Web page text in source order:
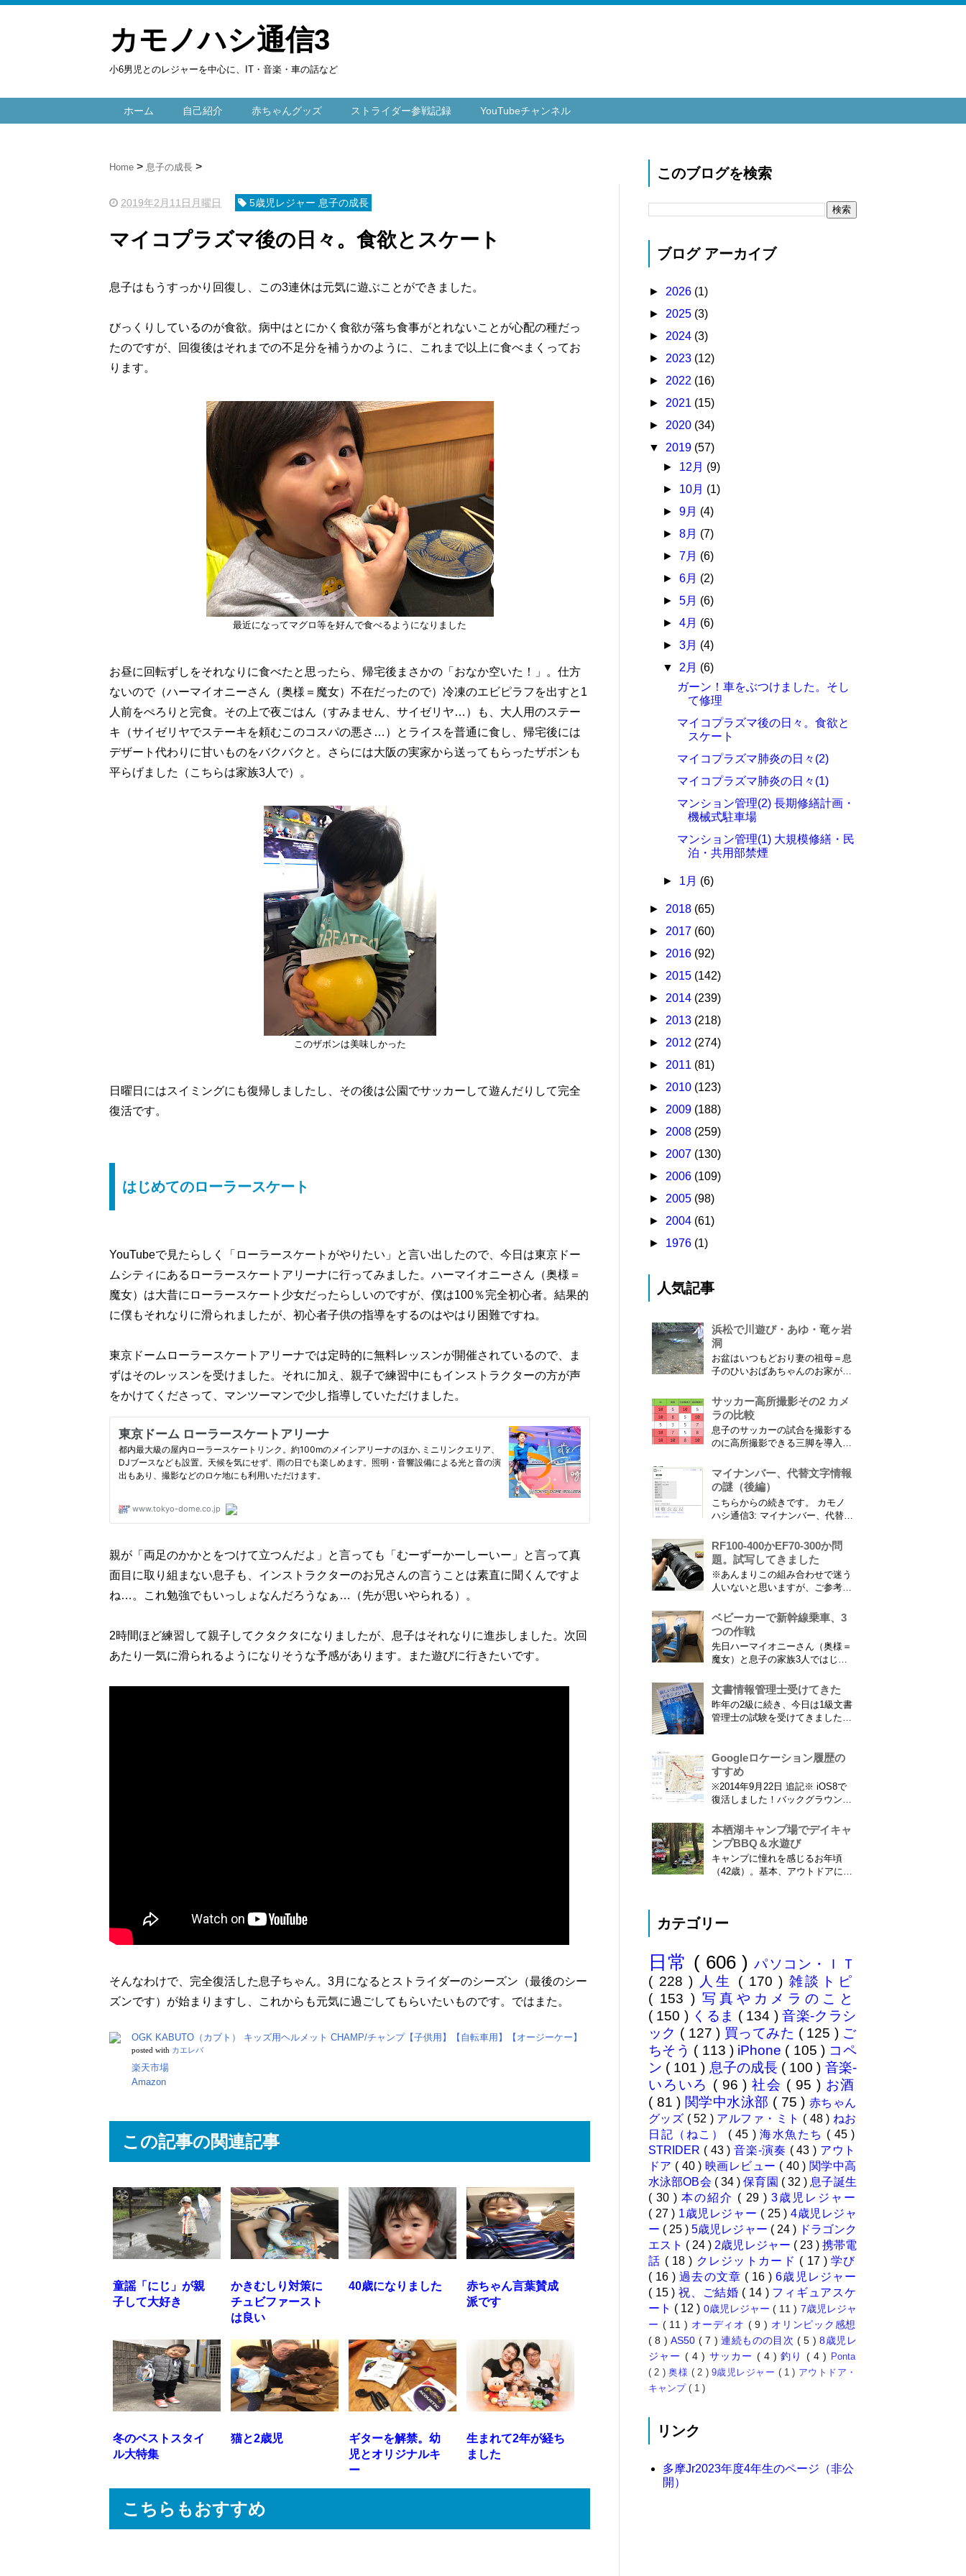
カモノハシ通信3
小6男児とのレジャーを中心に、IT・音楽・車の話など
ホーム 自己紹介 赤ちゃんグッズ ストライダー参戦記録 YouTubeチャンネル
Home 息子の成長
2019年2月11日月曜日 5歳児レジャー 息子の成長
マイコプラズマ後の日々。食欲とスケート
息子はもうすっかり回復し、この3連休は元気に遊ぶことができました。
びっくりしているのが食欲。病中はとにかく食欲が落ち食事がとれないことが心配の種だっ
たのですが、回復後はそれまでの不足分を補うかのように、これまで以上に食べまくってお
ります。
最近になってマグロ等を好んで食べるようになりました
お昼に回転ずしをそれなりに食べたと思ったら、帰宅後まさかの「おなか空いた！」。仕方
ないので（ハーマイオニーさん（奥様＝魔女）不在だったので）冷凍のエビピラフを出すと1
人前をぺろりと完食。その上で夜ごはん（すみません、サイゼリヤ…）も、大人用のステー
キ（サイゼリヤでステーキを頼むこのコスパの悪さ…）とライスを普通に食し、帰宅後には
デザート代わりに甘いものをバクバクと。さらには大阪の実家から送ってもらったザボンも
平らげました（こちらは家族3人で）。
このザボンは美味しかった
日曜日にはスイミングにも復帰しましたし、その後は公園でサッカーして遊んだりして完全
復活です。
はじめてのローラースケート
YouTubeで見たらしく「ローラースケートがやりたい」と言い出したので、今日は東京ドー
ムシティにあるローラースケートアリーナに行ってみました。ハーマイオニーさん（奥様＝
魔女）は大昔にローラースケート少女だったらしいのですが、僕は100％完全初心者。結果的
に僕もそれなりに滑られましたが、初心者子供の指導をするのはやはり困難ですね。
東京ドームローラースケートアリーナでは定時的に無料レッスンが開催されているので、ま
ずはそのレッスンを受けました。それに加え、親子で練習中にもインストラクターの方が声
をかけてくださって、マンツーマンで少し指導していただけました。
親が「両足のかかとをつけて立つんだよ」と言っても「むーずーかーしーいー」と言って真
面目に取り組まない息子も、インストラクターのお兄さんの言うことは素直に聞くんですよ
ね…。これ勉強でもいっしょなんだろうなぁ…（先が思いやられる）。
2時間ほど練習して親子してクタクタになりましたが、息子はそれなりに進歩しました。次回
あたり一気に滑られるようになりそうな予感があります。また遊びに行きたいです。
そんなわけで、完全復活した息子ちゃん。3月になるとストライダーのシーズン（最後のシー
ズンです）が始まりますし、これからも元気に過ごしてもらいたいものです。ではまた。
OGK KABUTO（カブト） キッズ用ヘルメット CHAMP/チャンプ【子供用】【自転車用】【オージーケー】
posted with カエレバ
楽天市場
Amazon
この記事の関連記事
童謡「にじ」が親
子して大好き
かきむしり対策に
チュビファースト
は良い
40歳になりました
赤ちゃん言葉賛成
派です
冬のベストスタイ
ル大特集
猫と2歳児
ギターを解禁。幼
児とオリジナルキ
ー
生まれて2年が経ち
ました
こちらもおすすめ
このブログを検索
ブログ アーカイブ
► 2026 (1)
► 2025 (3)
► 2024 (3)
► 2023 (12)
► 2022 (16)
► 2021 (15)
► 2020 (34)
▼ 2019 (57)
► 12月 (9)
► 10月 (1)
►9月 (4)
►8月 (7)
►7月 (6)
►6月 (2)
►5月 (6)
►4月 (6)
►3月 (4)
▼ 2月 (6)
ガーン！車をぶつけました。そし
て修理
マイコプラズマ後の日々。食欲と
スケート
マイコプラズマ肺炎の日々(2)
マイコプラズマ肺炎の日々(1)
マンション管理(2) 長期修繕計画・
機械式駐車場
マンション管理(1) 大規模修繕・民
泊・共用部禁煙
► 1月 (6)
► 2018 (65)
► 2017 (60)
► 2016 (92)
► 2015 (142)
► 2014 (239)
► 2013 (218)
► 2012 (274)
► 2011 (81)
► 2010 (123)
► 2009 (188)
► 2008 (259)
► 2007 (130)
► 2006 (109)
► 2005 (98)
► 2004 (61)
► 1976 (1)
人気記事
浜松で川遊び・あゆ・竜ヶ岩
洞
お盆はいつもどおり妻の祖母＝息
子のひいおばあちゃんのお家があ
ばあちゃんがご健在なのはとって
もありがたいことです。 5歳vs88
歳 ひいおばあちゃんとの対決！
カモノハシ通信3 神宮寺川で水遊
び、下の方に動画も付けてます
サッカー高所撮影その2 カメ
ラの比較
息子のサッカーの試合を撮影する
のに高所撮影できる三脚を導入し
さからフィールド全体（少年用な
ので大人用の半分の大きさです）
を撮影できればカメラを放置して
の撮影ができますし、選手のポジ
ショニングを俯瞰で見てあとから
問題...
マイナンバー、代替文字情報
の謎（後編）
こちらからの続きです。 カモノ
ハシ通信3: マイナンバー、代替文
供の名前に使える漢字には制限が
あります。たまに使える漢字が増
えたり減ったりしてニュースにな
ってますよね。（2015年１月には
「巫」の字が人名漢字に追加され
RF100-400かEF70-300か問
題。試写してきました
※あんまりこの組み合わせで迷う
人いないと思いますが、ご参考に
とにご注意ください。 息子がサ
ッカーを始めたことで望遠レンズ
をつけての撮影機会がまた増えて
きました。使っているのは EF70-
300mm F4-5.6 IS USM というレ
ベビーカーで新幹線乗車、3
つの作戦
先日ハーマイオニーさん（奥様＝
魔女）と息子の家族3人ではじめ
た。息子はまだ8ヶ月なので基本
ヒザの上なのですが、問題はベビ
ーカーをどうするか。色々事前に
調べたことと、実際に乗ってわか
ので...
文書情報管理士受けてきた
昨年の2級に続き、今日は1級文書
管理士の試験を受けてきました。
かしい…。 ※後日追記※ 無事合
格してました。しかも成績が上位
3名以内？とかで表彰してもらい
ました\( ˆoˆ )/ 文書の取り扱いや
Googleロケーション履歴の
すすめ
※2014年9月22日 追記※ iOS8で
復活しました！バックグラウンド
iPhone 6 Plusで確認しました。
カモノハシ通信3: Googleロケー
ション履歴がiOS8で復活！
※2013年11月8日 追記※ 残念な
こ...
本栖湖キャンプ場でデイキャ
ンプBBQ＆水遊び
キャンプに憧れを感じるお年頃
（42歳）。基本、アウトドアには
プからはじめてみることに。ハー
ってきました、場所は 本栖湖キ
ャンプ場 ...
カテゴリー
日常 ( 606 )パソコン・ＩＴ
( 228 ) 人生 ( 170 ) 雑談トピ
( 153 ) 写真やカメラのこと
( 150 ) くるま ( 134 )音楽-クラシ
ック ( 127 ) 買ってみた ( 125 ) ご
ちそう ( 113 ) iPhone ( 105 ) コペ
ン ( 101 ) 息子の成長 ( 100 ) 音楽-
いろいろ ( 96 )社会 ( 95 ) お酒
( 81 ) 関学中水泳部 ( 75 ) 赤ちゃん
グッズ ( 52 ) アルファ・ミト ( 48 ) ねお
日記（ねこ） ( 45 ) 海水魚たち ( 45 )
STRIDER ( 43 )音楽-演奏 ( 43 ) アウト
ドア ( 40 ) 映画レビュー ( 40 ) 関学中高
水泳部OB会 ( 34 )保育園 ( 32 ) 息子誕生
( 30 )本の紹介 ( 29 ) 3歳児レジャー
( 27 ) 1歳児レジャー ( 25 ) 4歳児レジャ
ー ( 25 )5歳児レジャー ( 24 ) ドラゴンク
エスト ( 24 ) 2歳児レジャー ( 23 ) 携帯電
話 ( 18 ) クレジットカード ( 17 )学び
( 16 )過去の文章 ( 16 )6歳児レジャー
( 15 )祝、ご結婚 ( 14 ) フィギュアスケ
ート ( 12 ) 0歳児レジャー( 11 ) 7歳児レジャ
ー ( 11 ) オーディオ ( 9 ) オリンピック感想
( 8 )AS50 ( 7 )連続ものの目次 ( 5 )8歳児レ
ジャー ( 4 ) サッカー ( 4 )釣り ( 4 ) Ponta
( 2 )奥様 ( 2 )9歳児レジャー ( 1 ) アウトドア・
キャンプ ( 1 )
リンク
多摩Jr2023年度4年生のページ（非公
開）